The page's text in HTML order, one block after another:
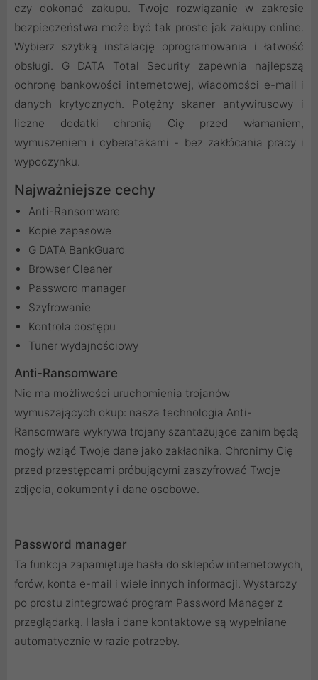
czy dokonać zakupu. Twoje rozwiązanie w zakresie
bezpieczeństwa może być tak proste jak zakupy online.
Wybierz szybką instalację oprogramowania i łatwość
obsługi. G DATA Total Security zapewnia najlepszą
ochronę bankowości internetowej, wiadomości e-mail i
danych krytycznych. Potężny skaner antywirusowy i
liczne dodatki chronią Cię przed włamaniem,
wymuszeniem i cyberatakami - bez zakłócania pracy i
wypoczynku.
Najważniejsze cechy
Anti-Ransomware
Kopie zapasowe
G DATA BankGuard
Browser Cleaner
Password manager
Szyfrowanie
Kontrola dostępu
Tuner wydajnościowy
Anti-Ransomware
Nie ma możliwości uruchomienia trojanów
wymuszających okup: nasza technologia Anti-
Ransomware wykrywa trojany szantażujące zanim będą
mogły wziąć Twoje dane jako zakładnika. Chronimy Cię
przed przestępcami próbującymi zaszyfrować Twoje
zdjęcia, dokumenty i dane osobowe.
Password manager
Ta funkcja zapamiętuje hasła do sklepów internetowych,
forów, konta e-mail i wiele innych informacji. Wystarczy
po prostu zintegrować program Password Manager z
przeglądarką. Hasła i dane kontaktowe są wypełniane
automatycznie w razie potrzeby.